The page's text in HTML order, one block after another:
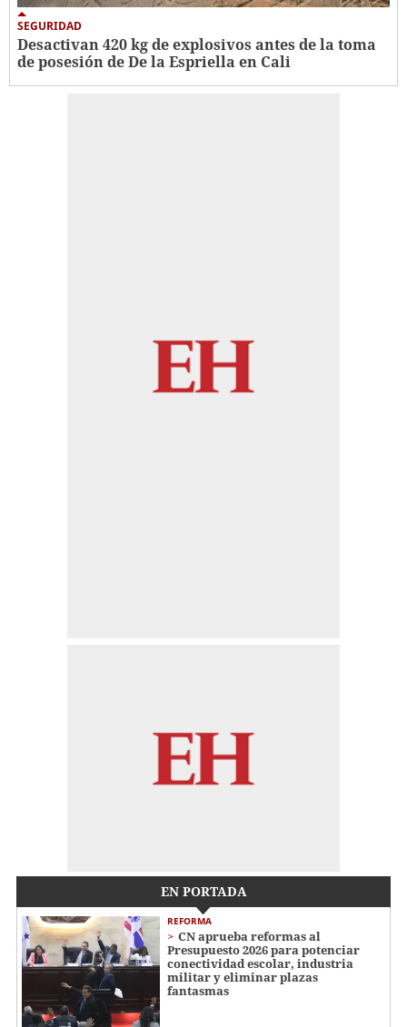
SEGURIDAD
Desactivan 420 kg de explosivos antes de la toma
de posesión de De la Espriella en Cali
EN PORTADA
REFORMA
CN aprueba reformas al
Presupuesto 2026 para potenciar
conectividad escolar, industria
militar y eliminar plazas
fantasmas